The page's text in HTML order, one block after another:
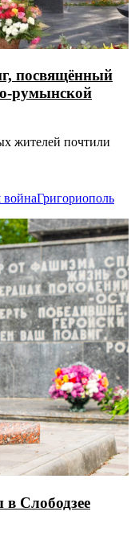
посвящённый
румынской
жителей почтили
войнаГригориополь
Слободзее